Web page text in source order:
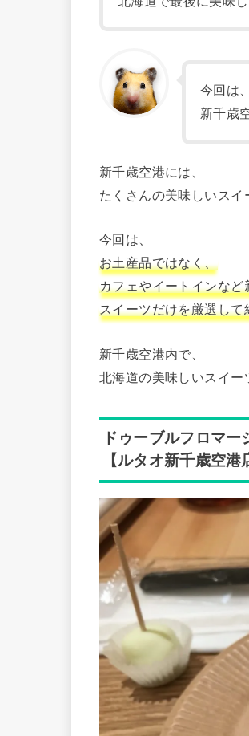
今回は、
新千歳
新千歳空港には、
たくさんの美味しいスイ
今回は、
お土産品ではなく、
カフェやイートインな
スイーツだけを厳選して
新千歳空港内で、
北海道の美味しいスイー
ドゥーブルフロマー
【ルタオ新千歳空港